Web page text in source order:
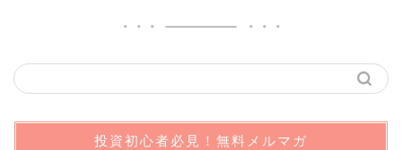
投資初心者必見！無料メルマガ